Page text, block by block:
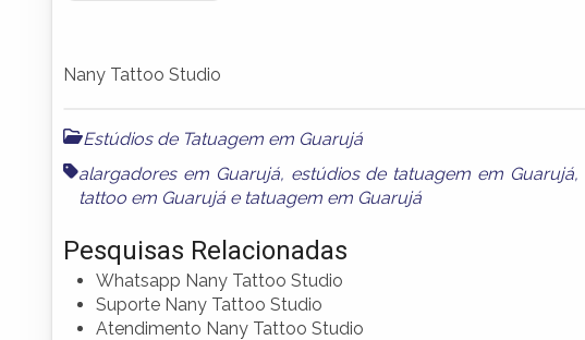
Nany Tattoo Studio
Estúdios de Tatuagem em Guarujá
alargadores em Guarujá, estúdios de tatuagem em Guarujá,
tattoo em Guarujá e tatuagem em Guarujá
Pesquisas Relacionadas
Whatsapp Nany Tattoo Studio
Suporte Nany Tattoo Studio
Atendimento Nany Tattoo Studio